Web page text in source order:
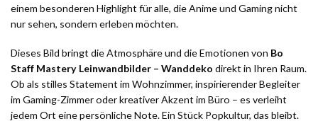
einem besonderen Highlight für alle, die Anime und Gaming nicht
nur sehen, sondern erleben möchten.
Dieses Bild bringt die Atmosphäre und die Emotionen von Bo
Staff Mastery Leinwandbilder – Wanddeko direkt in Ihren Raum.
Ob als stilles Statement im Wohnzimmer, inspirierender Begleiter
im Gaming-Zimmer oder kreativer Akzent im Büro – es verleiht
jedem Ort eine persönliche Note. Ein Stück Popkultur, das bleibt.